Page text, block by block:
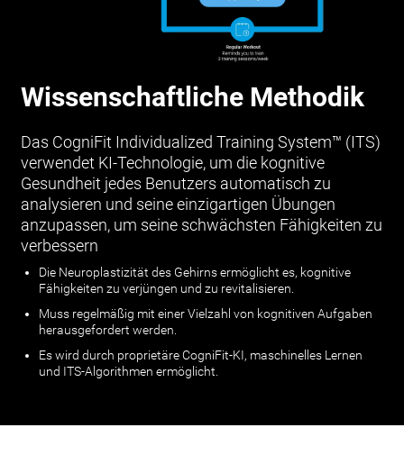
Wissenschaftliche Methodik
Das CogniFit Individualized Training System™ (ITS)
verwendet KI-Technologie, um die kognitive
Gesundheit jedes Benutzers automatisch zu
analysieren und seine einzigartigen Übungen
anzupassen, um seine schwächsten Fähigkeiten zu
verbessern
Die Neuroplastizität des Gehirns ermöglicht es, kognitive
Fähigkeiten zu verjüngen und zu revitalisieren.
Muss regelmäßig mit einer Vielzahl von kognitiven Aufgaben
herausgefordert werden.
Es wird durch proprietäre CogniFit-KI, maschinelles Lernen
und ITS-Algorithmen ermöglicht.